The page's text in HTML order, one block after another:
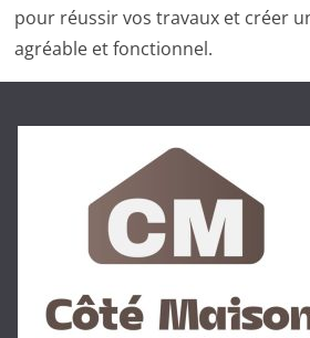
pour réussir vos travaux et créer
agréable et fonctionnel.